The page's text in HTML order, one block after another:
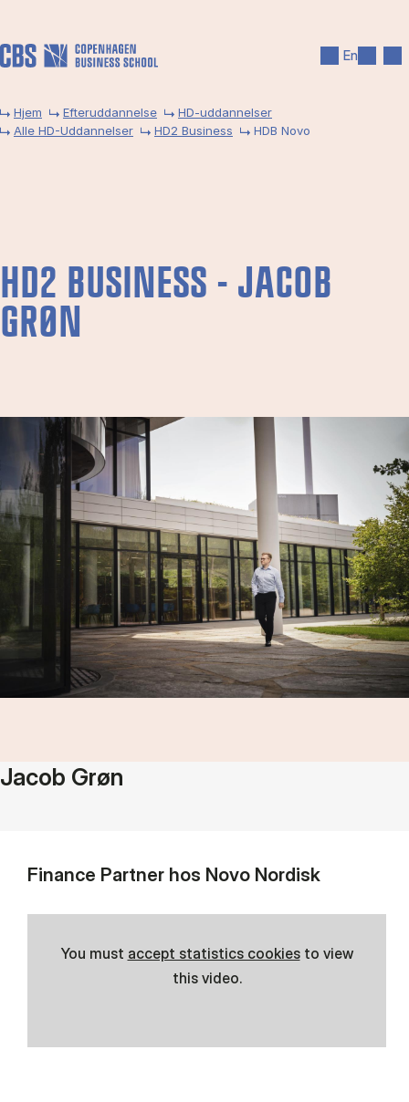
En
Hjem Efteruddannelse
HD-uddannelser
Alle HD-Uddannelser
HD2 Business HDB Novo
HD2 BU­SI­NESS - JA­COB
GRØN
Jacob Grøn
Finance Partner hos Novo Nordisk
You must accept statistics cookiesto view
this video.